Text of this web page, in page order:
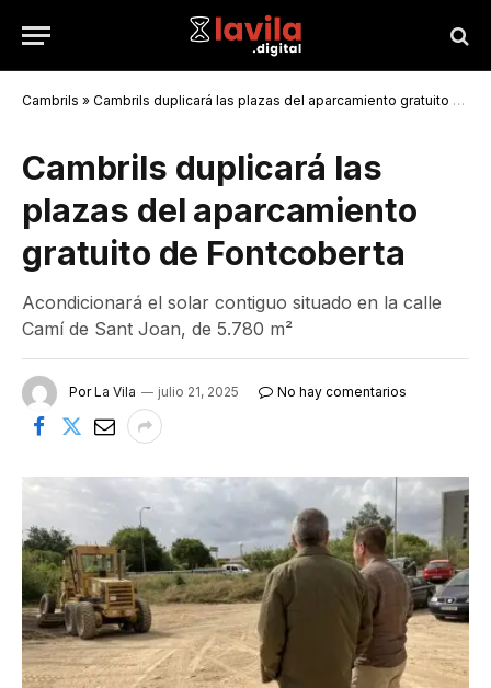
Cambrils » Cambrils duplicará las plazas del aparcamiento gratuito de Fontcoberta
Cambrils duplicará las
plazas del aparcamiento
gratuito de Fontcoberta
Acondicionará el solar contiguo situado en la calle
Camí de Sant Joan, de 5.780 m²
Por La Vila julio 21, 2025 No hay comentarios